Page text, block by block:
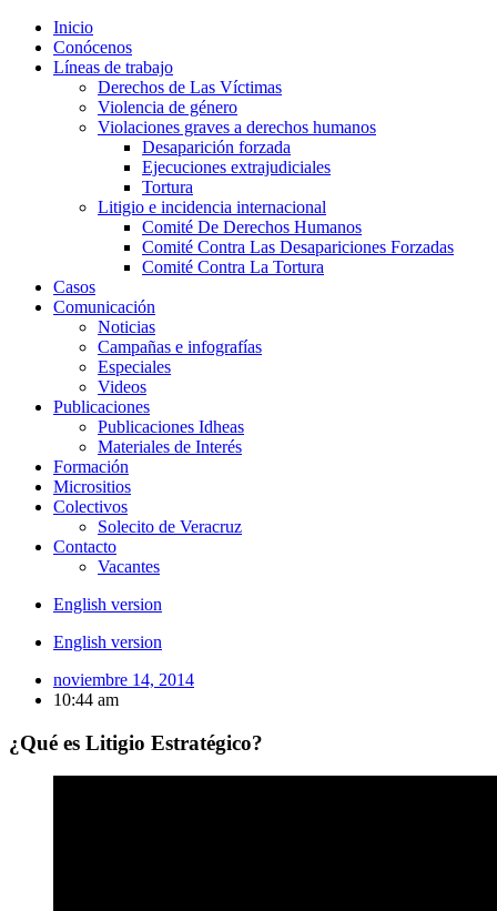
Inicio
Conócenos
Líneas de trabajo
Derechos de Las Víctimas
Violencia de género
Violaciones graves a derechos humanos
Desaparición forzada​
Ejecuciones extrajudiciales
Tortura
Litigio e incidencia internacional
Comité De Derechos Humanos​
Comité Contra Las Desapariciones Forzadas
Comité Contra La Tortura​
Casos
Comunicación
Noticias
Campañas e infografías
Especiales
Videos
Publicaciones
Publicaciones Idheas
Materiales de Interés
Formación
Micrositios
Colectivos
Solecito de Veracruz
Contacto
Vacantes
English version
English version
noviembre 14, 2014
10:44 am
¿Qué es Litigio Estratégico?